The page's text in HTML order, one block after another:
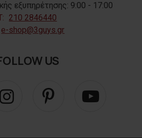
εξυπηρέτησης: 9:00 - 17:00
210 2846440
e-shop@3guys.gr
US